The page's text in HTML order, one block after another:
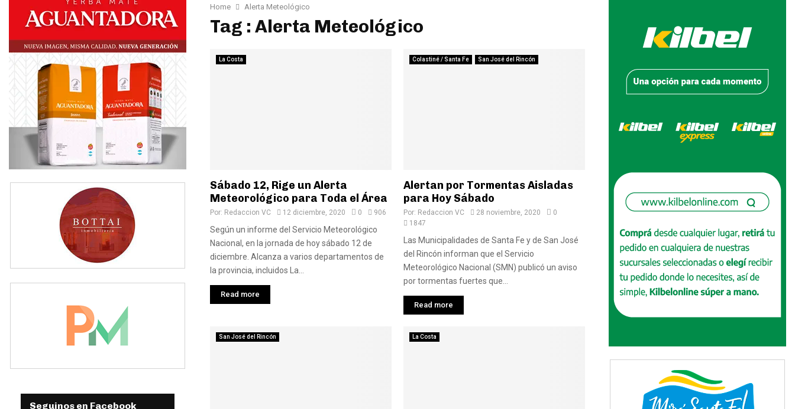
Home Alerta Meteológico
Tag : Alerta Meteológico
La Costa
Sábado 12, Rige un Alerta
Meteorológico para Toda el Área
Por: Redaccion VC 12 diciembre, 2020 0 906
Según un informe del Servicio Meteorológico
Nacional, en la jornada de hoy sábado 12 de
diciembre. Alcanza a varios departamentos de
la provincia, incluidos La...
Read more
Colastiné / Santa Fe San José del Rincón
Alertan por Tormentas Aisladas
para Hoy Sábado
Por: Redaccion VC 28 noviembre, 2020
0
1847
Las Municipalidades de Santa Fe y de San José
del Rincón informan que el Servicio
Meteorológico Nacional (SMN) publicó un aviso
por tormentas fuertes que...
Read more
San José del Rincón La Costa
Seguinos en Facebook